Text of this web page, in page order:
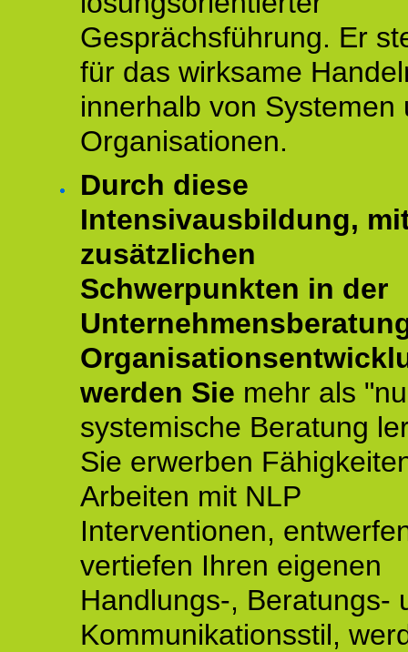
Gesprächsführung. Er
für das wirksame
innerhalb von Systemen
Organisationen.
Durch diese
Intensivausbildung,
zusätzlichen
Schwerpunkten in der
werden Sie mehr als
systemische Beratung
Sie erwerben
Arbeiten mit NLP
Interventionen,
vertiefen Ihren eigenen
Handlungs-, Beratungs-
Kommunikationsstil,